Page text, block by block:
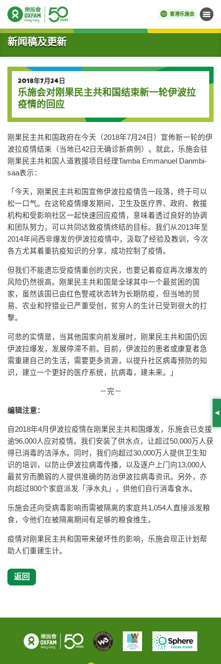
香港乐施会 菜单
开始主要内容
新闻稿及更新
2018年7月24日
乐施会对刚果民主共和国结束新一轮伊波拉
疫情的回应
刚果民主共和国政府在今天（2018年7月24日）宣佈新一轮的伊
波拉疫情结束（当地已42日无确诊新病例）。就此，乐施会驻
刚果民主共和国人道救援项目经理Tamba Emmanuel Danmbi-
saa表示：
「今天，刚果民主共和国宣佈伊波拉疫情告一段落，终于可以
松一口气。在这轮疫情爆发期间，卫生及医疗界、政府、救援
机构和受影响社区一起快速回应疫情，意味着透过良好的协调
和团队努力，可以共同达致疫情终结的目标。我们从2013年至
2014年间西非爆发的伊波拉疫情中，汲取了经验及教训，今次
各方尤其着重抗疫知识的分享，成功控制了疫情。
但我们不能遗忘受疫情重创的灾民，也要记着疫症再次爆发的
风险仍然很高。刚果民主共和国是全球其中一个最贫困的国
家，虽然该国已由红色警戒状态转为长期防疫，但当地的贸
易、农业和狩猎业已严重受创，贫穷人的生计已受到很大的打
撃。
可悲的实情是，当其他国家向前发展时，刚果民主共和国仍因
伊波拉爆发，发展停滞不前。目前，伊波拉的患者或康复者急
需重建自己的生活，需要更多资源，以提升社区病毒预防的知
识，建立一个更好的医疗系统，抗病毒，建未来。」
－完－
编辑注意：
自2018年4月伊波拉疫情在刚果民主共和国爆发，乐施会已支援
逾96,000人应对疫情。我们安装了供水点，让超过50,000万人获
得已消毒的洁淨水。同时，我们向超过30,000万人提供卫生知
识的培训，以防止伊波拉病毒传播，以及逐户上门向13,000人
最贫穷而脆弱的人提供准确的防治伊波拉病毒资讯。另外，亦
向超过800个家庭派发「淨水丸」，供他们自行消毒食水。
乐施会还向受病毒影响而需被隔离的家庭共1,054人直接派发粮
食，令他们在被隔离期间有足够的粮食维生。
疫情对刚果民主共和国带来破坏性的影响，乐施会现正计划帮
助人们重建生计。
返回